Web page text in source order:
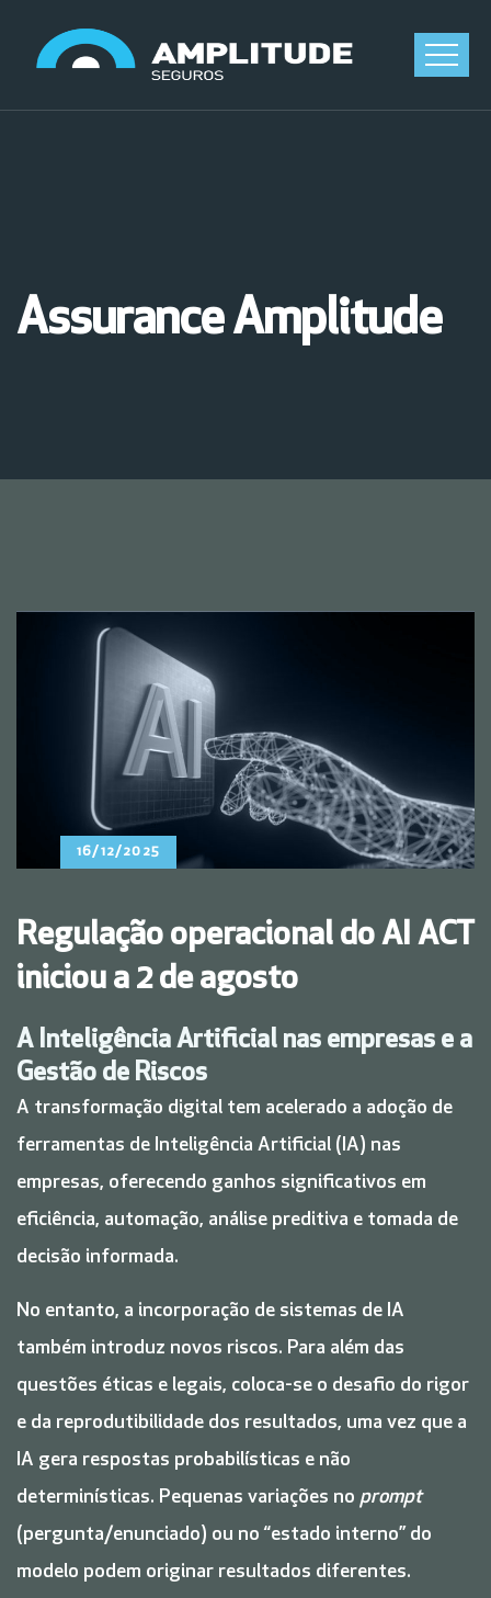
Assurance Amplitude
16/12/2025
Regulação operacional do AI ACT
iniciou a 2 de agosto
A Inteligência Artificial nas empresas e a
Gestão de Riscos
A transformação digital tem acelerado a adoção de
ferramentas de Inteligência Artificial (IA) nas
empresas, oferecendo ganhos significativos em
eficiência, automação, análise preditiva e tomada de
decisão informada.
No entanto, a incorporação de sistemas de IA
também introduz novos riscos. Para além das
questões éticas e legais, coloca-se o desafio do rigor
e da reprodutibilidade dos resultados, uma vez que a
IA gera respostas probabilísticas e não
determinísticas. Pequenas variações no prompt
(pergunta/enunciado) ou no “estado interno” do
modelo podem originar resultados diferentes.